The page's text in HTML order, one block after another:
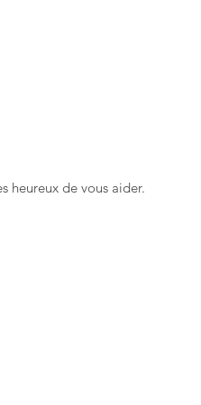
heureux de vous aider.